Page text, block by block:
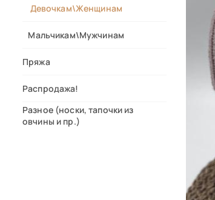
Девочкам\Женщинам
Мальчикам\Мужчинам
Пряжа
Распродажа!
Разное (носки, тапочки из
овчины и пр.)